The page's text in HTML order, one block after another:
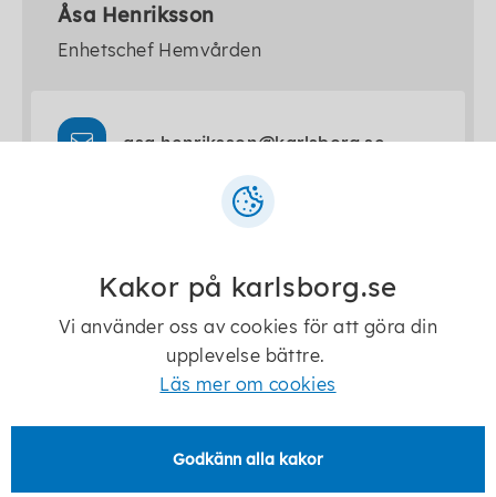
Åsa Henriksson
Enhetschef Hemvården
asa.henriksson@karlsborg.se
0505-17310
Gunilla Petersson
Enhetschef hälso- och sjukvård.
gunilla.petersson@karlsborg.se
Kakor på karlsborg.se
Vi använder oss av cookies för att göra din
upplevelse bättre.
Läs mer om cookies
Godkänn alla kakor